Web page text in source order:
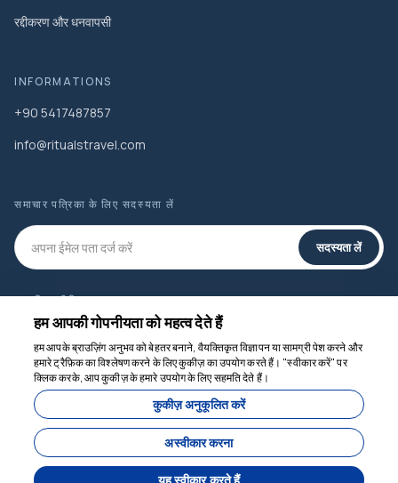
रद्दीकरण और धनवापसी
INFORMATIONS
+90 5417487857
info@ritualstravel.com
समाचार पत्रिका के लिए सदस्यता लें
सदस्यता लें
सामाजिक मीडिया
हम आपकी गोपनीयता को महत्व देते हैं
हम आपके ब्राउज़िंग अनुभव को बेहतर बनाने, वैयक्तिकृत विज्ञापन या सामग्री पेश करने और
हमारे ट्रैफ़िक का विश्लेषण करने के लिए कुकीज़ का उपयोग करते हैं। "स्वीकार करें" पर
क्लिक करके, आप कुकीज़ के हमारे उपयोग के लिए सहमति देते हैं।
कुकीज़ अनुकूलित करें
अस्वीकार करना
हम मदद के लिए यहाँ हैं